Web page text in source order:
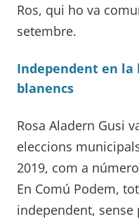
Ros, qui ho va
setembre.
Independent en la
blanencs
Rosa Aladern Gusi
eleccions
2019, com a
En Comú Podem,
independent, sense